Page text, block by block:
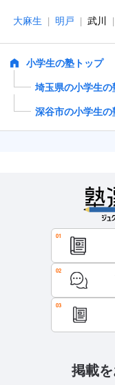
大麻生 | 明戸 | 武川 |
小学生の塾トップ
埼玉県の小学生の
深谷市の小学生の
掲載